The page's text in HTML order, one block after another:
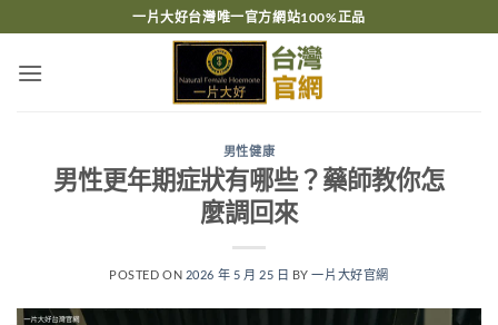
轉
一片大好台灣唯一官方網站100%正品
男性健康
男性更年期症狀有哪些？藥師教你怎
麼調回來
POSTED ON 2026 年 5 月 25 日 BY一片大好官網